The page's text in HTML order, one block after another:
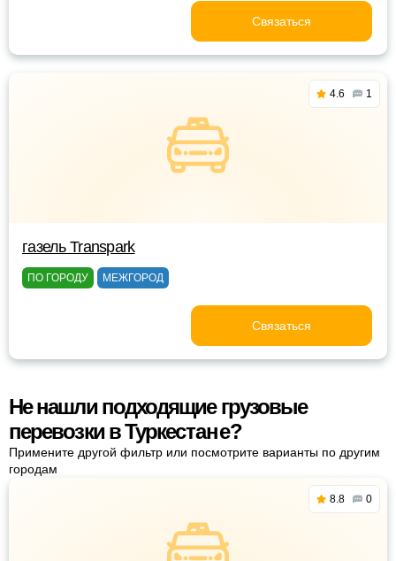
Связаться
4.6 1
газель Transpark
ПО ГОРОДУ МЕЖГОРОД
Связаться
Не нашли подходящие грузовые
перевозки в Туркестане?
Примените другой фильтр или посмотрите варианты по другим
городам
8.8 0